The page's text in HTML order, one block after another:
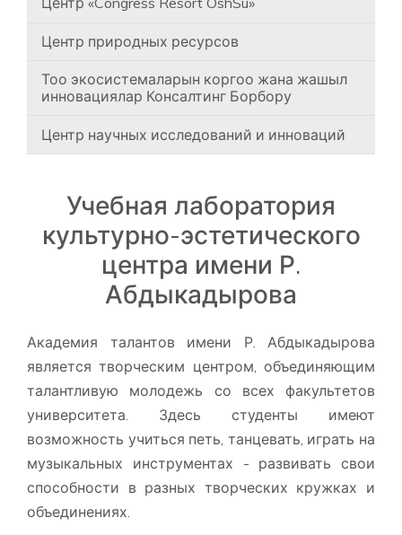
Центр природных ресурсов
Тоо экосистемаларын коргоо жана жашыл
инновациялар Консалтинг Борбору
Центр научных исследований и инноваций
Учебная лаборатория
культурно-эстетического
центра имени Р.
Абдыкадырова
Академия талантов имени Р. Абдыкадырова
является творческим центром, объединяющим
талантливую молодежь со всех факультетов
университета. Здесь студенты имеют
возможность учиться петь, танцевать, играть на
музыкальных инструментах - развивать свои
способности в разных творческих кружках и
объединениях.